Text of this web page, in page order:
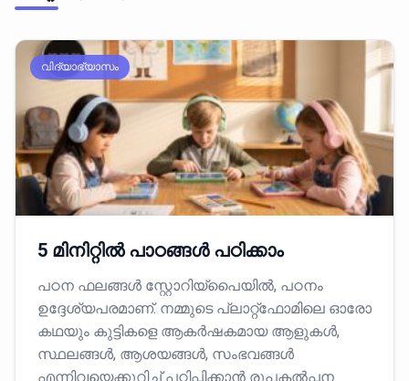
വിദ്യാഭ്യാസം
5 മിനിറ്റിൽ പാഠങ്ങൾ പഠിക്കാം
പഠന ഫലങ്ങൾ സ്റ്റോറിയ്പൈയിൽ, പഠനം
ഉദ്ദേശ്യപരമാണ്. നമ്മുടെ പ്ലാറ്റ്‌ഫോമിലെ ഓരോ
കഥയും കുട്ടികളെ ആകർഷകമായ ആളുകൾ,
സ്ഥലങ്ങൾ, ആശയങ്ങൾ, സംഭവങ്ങൾ
എന്നിവയെക്കുറിച്ച് പഠിപ്പിക്കാൻ രൂപകൽപ്പന